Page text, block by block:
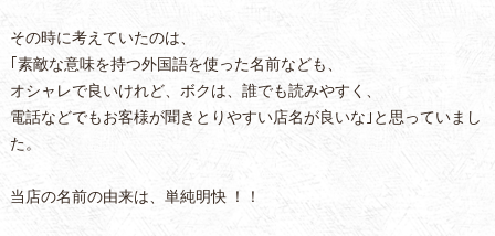
その時に考えていたのは、
｢素敵な意味を持つ外国語を使った名前なども、
オシャレで良いけれど、ボクは、誰でも読みやすく、
電話などでもお客様が聞きとりやすい店名が良いな｣と思っていまし
た。
当店の名前の由来は、単純明快 ！！